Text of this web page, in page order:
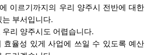
이르기까지의 우리 양주시 전반에 대한
부서입니다.
리 양주시도 어렵습니다.
효율성 있게 사업에 쓰일 수 있도록 예산